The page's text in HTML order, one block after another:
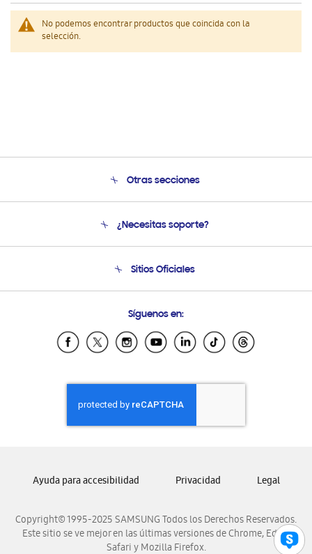
No podemos encontrar productos que coincida con la
selección.
Otras secciones
Soporte
Condiciones de Compra
¿Necesitas soporte?
Soporte vía eMail
Sitios Oficiales
Samsung Ecuador
Samsung El Salvador
Samsung Honduras
Samsung Nicaragua
Samsung Panamá
Samsung Venezuela
Síguenos en:
Copyright© 1995-2025 SAMSUNG Todos los Derechos Reservados.
Este sitio se ve mejor en las últimas versiones de Chrome, Edge,
Safari y Mozilla Firefox.
Ayuda para accesibilidad Privacidad Legal